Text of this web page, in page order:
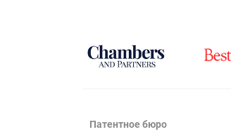
Патентное бюро